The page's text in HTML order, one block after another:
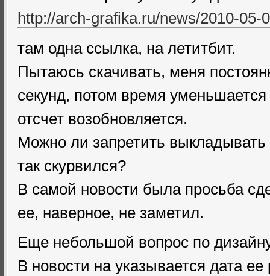
http://arch-grafika.ru/news/2010-05-
там одна ссылка, на летитбит.
Пытаюсь скачивать, меня
секунд, потом время
отсчет возобновляется.
Можно ли запретить выкладывать
так скурвился?
В самой новости была просьба
ее, наверное, не заметил.
Еще небольшой вопрос по
В новости на указывается дата